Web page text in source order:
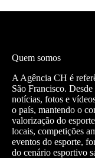
Quem somos
A Agência CH é
São Francisco.
notícias, fotos e
o país, mantendo o
valorização do
locais, competições
eventos do esporte,
do cenário esportivo